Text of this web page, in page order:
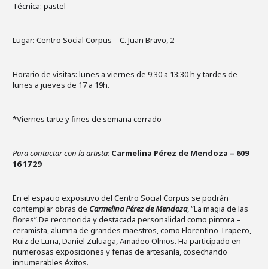
Técnica: pastel
Lugar: Centro Social Corpus – C. Juan Bravo, 2
Horario de visitas: lunes a viernes de 9:30 a 13:30 h y tardes de
lunes a jueves de 17 a 19h.
*Viernes tarte y fines de semana cerrado
Para contactar con la artista: Carmelina Pérez de Mendoza – 609
16 17 29
En el espacio expositivo del Centro Social Corpus se podrán
contemplar obras de Carmelina Pérez de Mendoza, “La magia de las
flores”.De reconocida y destacada personalidad como pintora –
ceramista, alumna de grandes maestros, como Florentino Trapero,
Ruiz de Luna, Daniel Zuluaga, Amadeo Olmos. Ha participado en
numerosas exposiciones y ferias de artesanía, cosechando
innumerables éxitos.